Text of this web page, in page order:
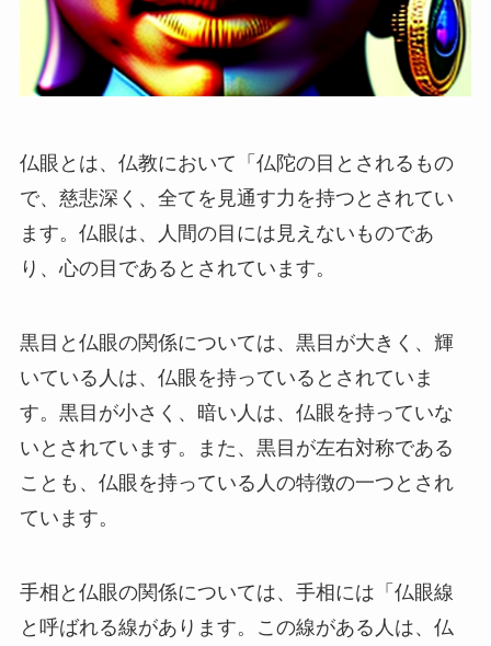
仏眼とは、仏教において「仏陀の目とされるもの
で、慈悲深く、全てを見通す力を持つとされてい
ます。仏眼は、人間の目には見えないものであ
り、心の目であるとされています。
黒目と仏眼の関係については、黒目が大きく、輝
いている人は、仏眼を持っているとされていま
す。黒目が小さく、暗い人は、仏眼を持っていな
いとされています。また、黒目が左右対称である
ことも、仏眼を持っている人の特徴の一つとされ
ています。
手相と仏眼の関係については、手相には「仏眼線
と呼ばれる線があります。この線がある人は、仏